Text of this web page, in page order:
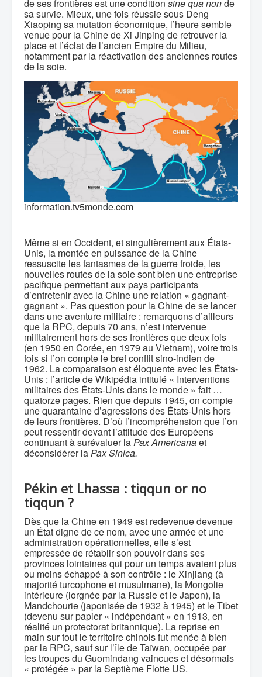
de ses frontières est une condition sine qua nonde
sa survie. Mieux, une fois réussie sous Deng
Xiaoping sa mutation économique, l’heure semble
venue pour la Chine de Xi Jinping de retrouver la
place et l’éclat de l’ancien Empire du Milieu,
notamment par la réactivation des anciennes routes
de la soie.
information.tv5monde.com
Même si en Occident, et singulièrement aux États-
Unis, la montée en puissance de la Chine
ressuscite les fantasmes de la guerre froide, les
nouvelles routes de la soie sont bien une entreprise
pacifique permettant aux pays participants
d’entretenir avec la Chine une relation « gagnant-
gagnant ». Pas question pour la Chine de se lancer
dans une aventure militaire : remarquons d’ailleurs
que la RPC, depuis 70 ans, n’est intervenue
militairement hors de ses frontières que deux fois
(en 1950 en Corée, en 1979 au Vietnam), voire trois
fois si l’on compte le bref conflit sino-indien de
1962. La comparaison est éloquente avec les États-
Unis : l’article de Wikipédia intitulé « Interventions
militaires des États-Unis dans le monde » fait …
quatorze pages. Rien que depuis 1945, on compte
une quarantaine d’agressions des États-Unis hors
de leurs frontières. D’où l’incompréhension que l’on
peut ressentir devant l’attitude des Européens
continuant à surévaluer laPax Americanaet
déconsidérer laPax Sinica.
Pékin et Lhassa : tiqqun or no
tiqqun ?
Dès que la Chine en 1949 est redevenue devenue
un État digne de ce nom, avec une armée et une
administration opérationnelles, elle s’est
empressée de rétablir son pouvoir dans ses
provinces lointaines qui pour un temps avaient plus
ou moins échappé à son contrôle : le Xinjiang (à
majorité turcophone et musulmane), la Mongolie
intérieure (lorgnée par la Russie et le Japon), la
Mandchourie (japonisée de 1932 à 1945) et le Tibet
(devenu sur papier « indépendant » en 1913, en
réalité un protectorat britannique). La reprise en
main sur tout le territoire chinois fut menée à bien
par la RPC, sauf sur l’île de Taïwan, occupée par
les troupes du Guomindang vaincues et désormais
« protégée » par la Septième Flotte US.